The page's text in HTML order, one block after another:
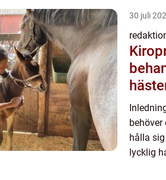
30 juli
hålla
lycklig